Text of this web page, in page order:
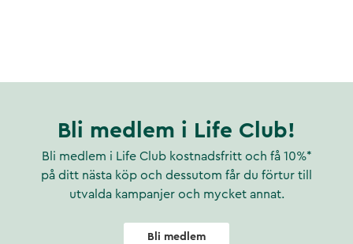
Bli medlem i Life Club!
Bli medlem i Life Club kostnadsfritt och få 10%*
på ditt nästa köp och dessutom får du förtur till
utvalda kampanjer och mycket annat.
Bli medlem